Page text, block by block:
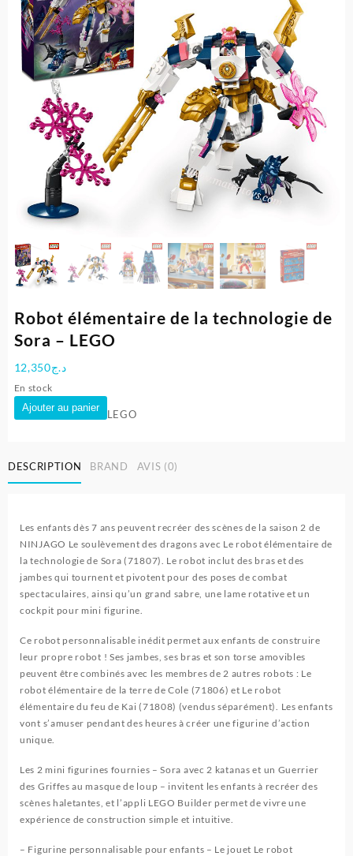
Robot élémentaire de la technologie de
Sora – LEGO
د.ج12,350
En stock
quantité
de
de
la
Ajouter au panier
LEGO
DESCRIPTION BRAND AVIS (0)
Les enfants dès 7 ans peuvent recréer des scènes de la saison 2 de
NINJAGO Le soulèvement des dragons avec Le robot élémentaire de
la technologie de Sora (71807). Le robot inclut des bras et des
jambes qui tournent et pivotent pour des poses de combat
spectaculaires, ainsi qu’un grand sabre, une lame rotative et un
cockpit pour mini figurine.
Ce robot personnalisable inédit permet aux enfants de construire
leur propre robot ! Ses jambes, ses bras et son torse amovibles
peuvent être combinés avec les membres de 2 autres robots : Le
robot élémentaire de la terre de Cole (71806) et Le robot
élémentaire du feu de Kai (71808) (vendus séparément). Les enfants
vont s’amuser pendant des heures à créer une figurine d’action
unique.
Les 2 mini figurines fournies – Sora avec 2 katanas et un Guerrier
des Griffes au masque de loup – invitent les enfants à recréer des
scènes haletantes, et l’appli LEGO Builder permet de vivre une
expérience de construction simple et intuitive.
– Figurine personnalisable pour enfants – Le jouet Le robot